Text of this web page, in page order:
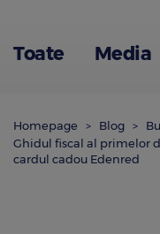
Toate Media
Homepage Blog
Ghidul fiscal al primelor
cardul cadou Edenred